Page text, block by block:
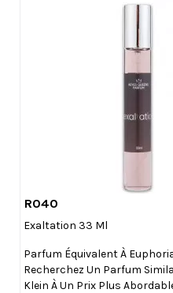
R040
Exaltation 33 Ml
Parfum Équivalent À
Recherchez Un Parfum
Klein À Un Prix Plus